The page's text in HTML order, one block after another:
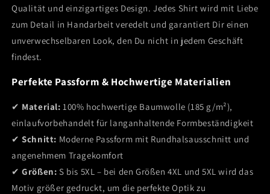
Qualität und einzigartiges Design. Jedes Shirt wird mit Liebe
zum Detail in Handarbeit veredelt und garantiert Dir einen
unverwechselbaren Look, den Du nicht in jedem Geschäft
findest.
Perfekte Passform & Hochwertige Materialien
✔ Material: 100% hochwertige Baumwolle (185 g/m²),
einlaufvorbehandelt für langanhaltende Formbeständigkeit
✔Schnitt: Moderne Passform mit Rundhalsausschnitt und
angenehmem Tragekomfort
✔Größen: S bis 5XL – bei den Größen 4XL und 5XL wird das
Motiv größer gedruckt, um die perfekte Optik zu